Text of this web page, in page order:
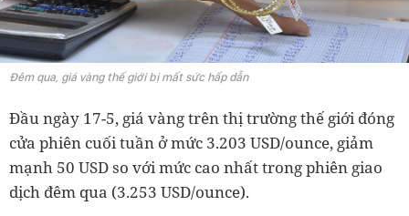
Đêm qua, giá vàng thế giới bị mất sức hấp dẫn
Đầu ngày 17-5, giá vàng trên thị trường thế giới đóng
cửa phiên cuối tuần ở mức 3.203 USD/ounce, giảm
mạnh 50 USD so với mức cao nhất trong phiên giao
dịch đêm qua (3.253 USD/ounce).